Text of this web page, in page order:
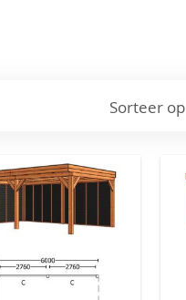
Sorteer op